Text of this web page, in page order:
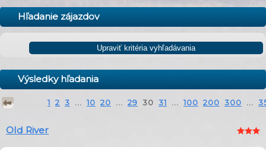
Hľadanie zájazdov
Výsledky hľadania
1 2 3 ... 10 20 ... 29 30 31 ... 100 200 300 ...
Old River